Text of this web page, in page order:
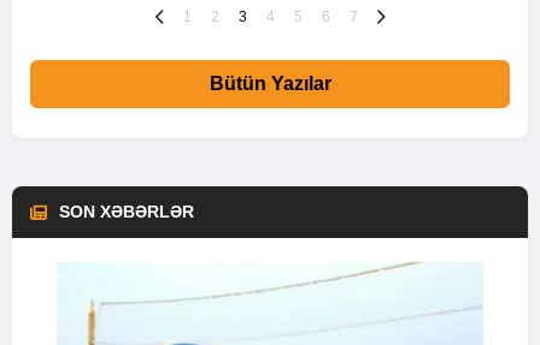
1 2 3 4 5 6 7
Bütün Yazılar
SON XƏBƏRLƏR